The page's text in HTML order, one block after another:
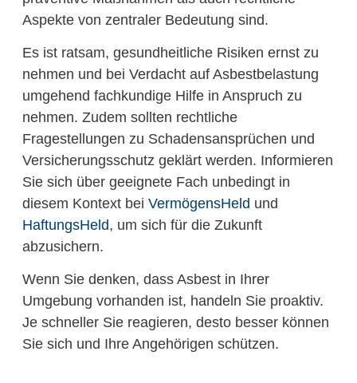
Aspekte von zentraler Bedeutung sind.
Es ist ratsam, gesundheitliche Risiken ernst zu
nehmen und bei Verdacht auf Asbestbelastung
umgehend fachkundige Hilfe in Anspruch zu
nehmen. Zudem sollten rechtliche
Fragestellungen zu Schadensansprüchen und
Versicherungsschutz geklärt werden. Informieren
Sie sich über geeignete Fach unbedingt in
diesem Kontext bei VermögensHeld und
HaftungsHeld, um sich für die Zukunft
abzusichern.
Wenn Sie denken, dass Asbest in Ihrer
Umgebung vorhanden ist, handeln Sie proaktiv.
Je schneller Sie reagieren, desto besser können
Sie sich und Ihre Angehörigen schützen.